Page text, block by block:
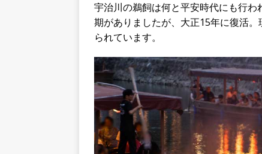
宇治川の鵜飼は何と平安時代にも行
期がありましたが、大正15年に復活
られています。